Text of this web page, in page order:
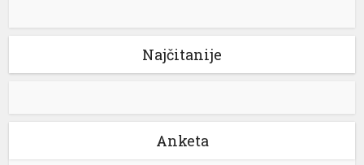
Najčitanije
Anketa